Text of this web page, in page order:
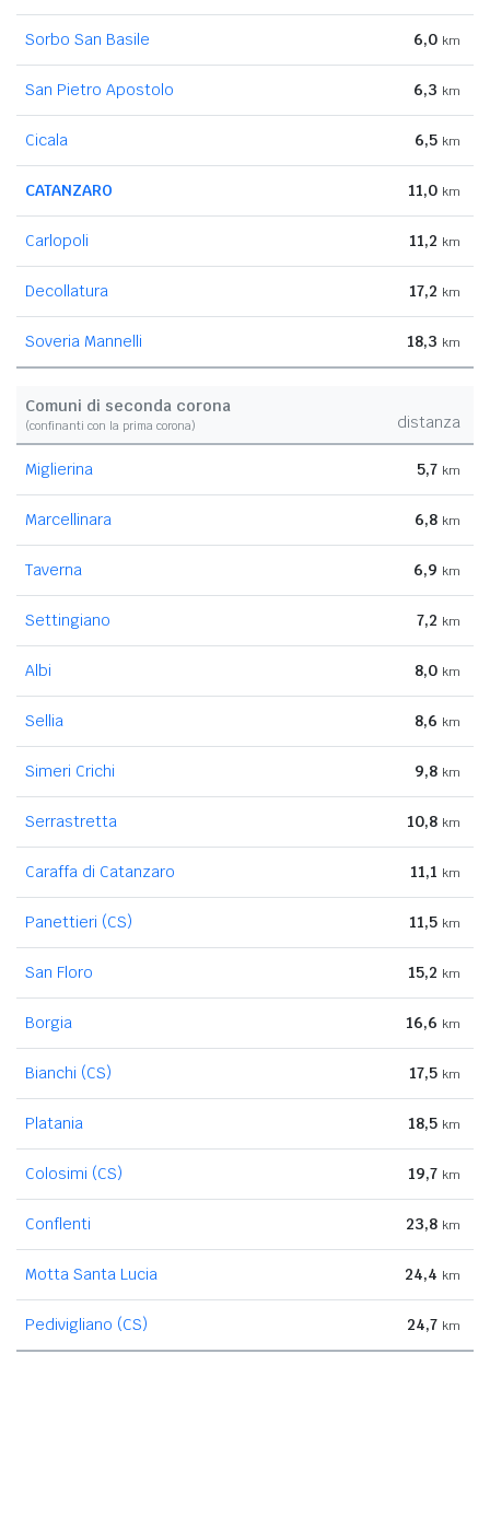
Sorbo San Basile 6,0 km
San Pietro Apostolo 6,3 km
Cicala 6,5 km
CATANZARO 11,0 km
Carlopoli 11,2 km
Decollatura 17,2 km
Soveria Mannelli 18,3 km
Comuni di seconda corona
(confinanti con la prima corona) distanza
Miglierina 5,7 km
Marcellinara 6,8 km
Taverna 6,9 km
Settingiano 7,2 km
Albi 8,0 km
Sellia 8,6 km
Simeri Crichi 9,8 km
Serrastretta 10,8 km
Caraffa di Catanzaro 11,1 km
Panettieri (CS) 11,5 km
San Floro 15,2 km
Borgia 16,6 km
Bianchi (CS) 17,5 km
Platania 18,5 km
Colosimi (CS) 19,7 km
Conflenti 23,8 km
Motta Santa Lucia 24,4 km
Pedivigliano (CS) 24,7 km